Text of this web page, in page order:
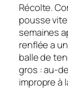
Récolte.
pousse
semaines
renflée a
balle de
gros : au-
impropre à